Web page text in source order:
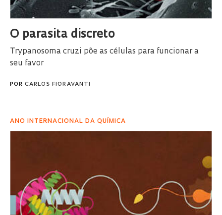
O parasita discreto
Trypanosoma cruzi põe as células para funcionar a
seu favor
POR CARLOS FIORAVANTI
ANO INTERNACIONAL DA QUÍMICA